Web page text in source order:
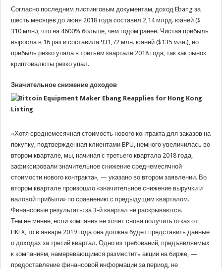
Согласно последним листинговым документам, доход Ebang за
шесть месяцев до июня 2018 года составил 2,14 млрд. юаней ($
310 млн.), что на 4600% больше, чем годом ранее. Чистая прибыль
выросла в 16 раз и составила 931,72 млн. юаней ($135 млн.), но
прибыль резко упала в третьем квартале 2018 года, так как рынок
криптовалюты резко упал.
Значительное снижение доходов
«Хотя среднемесячная стоимость нового контракта для заказов на
покупку, подтвержденная клиентами BPU, немного увеличилась во
втором квартале, мы, начиная с третьего квартала 2018 года,
зафиксировали значительное снижение среднемесячной
стоимости нового контракта», — указано во втором заявлении. Во
втором квартале произошло «значительное снижение выручки и
валовой прибыли» по сравнению с предыдущим кварталом.
Финансовые результаты за 3-й квартал не раскрываются.
Тем не менее, если компания не хочет снова получить отказ от
HKEX, то в январе 2019 года она должна будет представить данные
о доходах за третий квартал. Одно из требований, предъявляемых
к компаниям, намеревающимся разместить акции на бирже, —
предоставление финансовой информации за период, не